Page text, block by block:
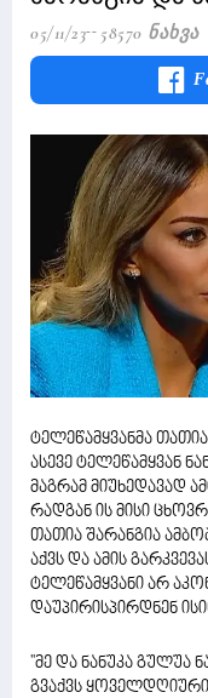
05/11/23 58570 Ნახვა
ტელეწამყვანმა
ასევე ტელეწამყვან
მაგრამ მიუხედავად
რადგან ის მისი
თათია შარანგია
აქვს და ამის
ტელეწამყვანი არ
დაუპირისპირდნენ
''მე და ნანუკა
გვაქვს